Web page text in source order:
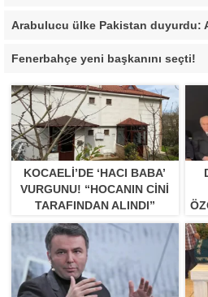
Fenerbahçe yeni başkanını seçti!
KOCAELI’DE ‘HACI BABA’
VURGUNU! “HOCANIN CINI
TARAFINDAN ALINDI”